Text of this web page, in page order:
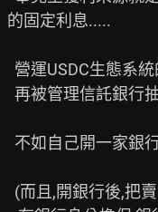
的固定利息.....